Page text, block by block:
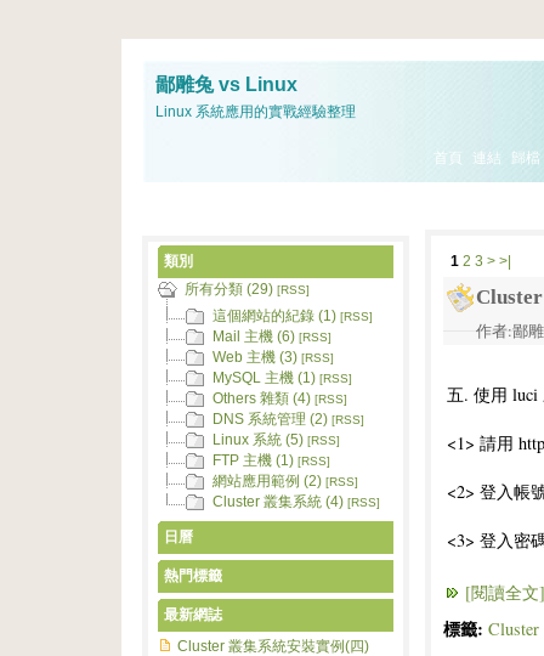
鄙雕兔 vs Linux
Linux 系統應用的實戰經驗整理
首頁 連結 歸檔
1 2 3 > >|
作者:鄙
五. 使用 luci
<1> 請用
<2> 登入帳
<3> 登入密
[閱讀全文]
標籤:
類別
所有分類 (29) [RSS]
這個網站的紀錄 (1) [RSS]
Mail 主機 (6) [RSS]
Web 主機 (3) [RSS]
MySQL 主機 (1) [RSS]
Others 雜類 (4) [RSS]
DNS 系統管理 (2) [RSS]
Linux 系統 (5) [RSS]
FTP 主機 (1) [RSS]
網站應用範例 (2) [RSS]
Cluster 叢集系統 (4) [RSS]
日曆
熱門標籤
最新網誌
Cluster 叢集系統安裝實例(四)